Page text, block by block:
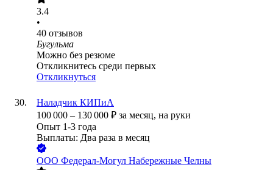
3.4
•
40 отзывов
Бугульма
Можно без резюме
Откликнитесь среди первых
Откликнуться
Наладчик КИПиА
100 000 – 130 000 ₽ за месяц, на руки
Опыт 1-3 года
Выплаты: Два раза в месяц
ООО Федерал-Могул Набережные Челны